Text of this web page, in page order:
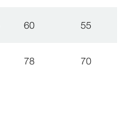
60 55
78 70